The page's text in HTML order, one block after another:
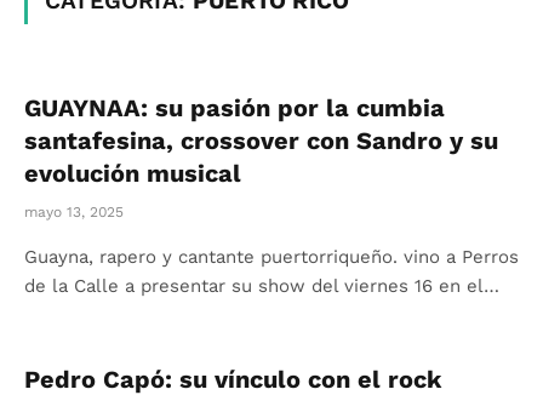
GUAYNAA: su pasión por la cumbia
santafesina, crossover con Sandro y su
evolución musical
mayo 13, 2025
Guayna, rapero y cantante puertorriqueño. vino a Perros
de la Calle a presentar su show del viernes 16 en el…
Pedro Capó: su vínculo con el rock